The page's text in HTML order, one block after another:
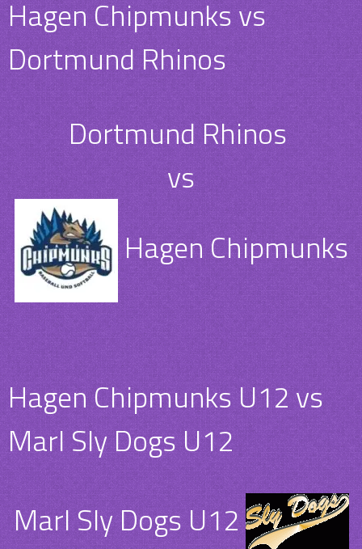
Hagen Chipmunks vs
Dortmund Rhinos
Dortmund Rhinos
vs
Hagen Chipmunks
Hagen Chipmunks U12 vs
Marl Sly Dogs U12
Marl Sly Dogs U12